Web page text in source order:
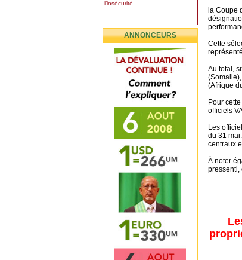
l’insécurité...
ANNONCEURS
la Coupe
Cette
Au total,
(Afrique
Pour
officiels
Les
du 31
centraux
À noter
pressenti,